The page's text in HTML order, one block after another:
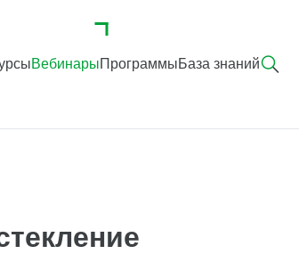
ВебинарыПрограммыБаза знаний